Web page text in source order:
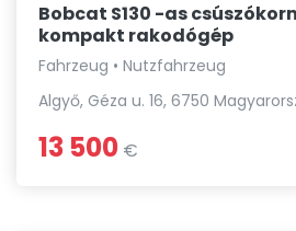
Bobcat S130 -as
kompakt rakodógép
Fahrzeug • Nutzfahrzeug
Algyő, Géza u. 16, 6750
13 500 €